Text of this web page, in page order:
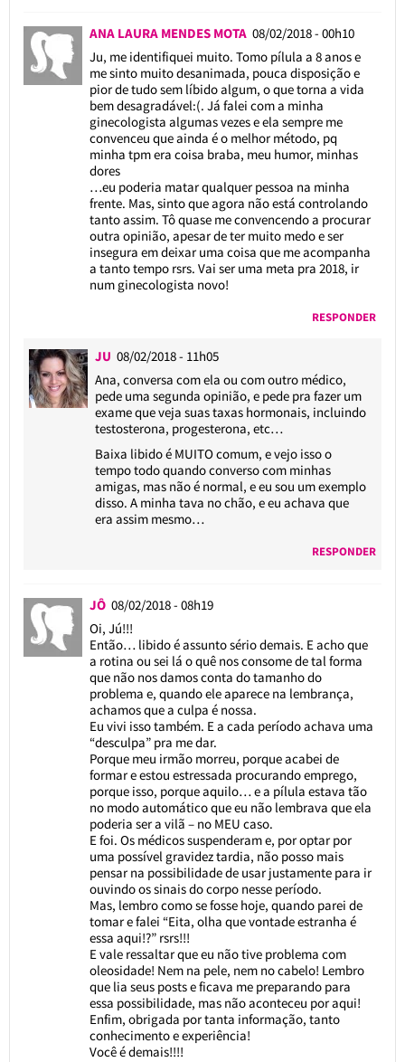
ANA LAURA MENDES MOTA 08/02/2018 - 00h10
Ju, me identifiquei muito. Tomo pílula a 8 anos e
me sinto muito desanimada, pouca disposição e
pior de tudo sem líbido algum, o que torna a vida
bem desagradável:(. Já falei com a minha
ginecologista algumas vezes e ela sempre me
convenceu que ainda é o melhor método, pq
minha tpm era coisa braba, meu humor, minhas
dores
…eu poderia matar qualquer pessoa na minha
frente. Mas, sinto que agora não está controlando
tanto assim. Tô quase me convencendo a procurar
outra opinião, apesar de ter muito medo e ser
insegura em deixar uma coisa que me acompanha
a tanto tempo rsrs. Vai ser uma meta pra 2018, ir
num ginecologista novo!
RESPONDER
JU 08/02/2018 - 11h05
Ana, conversa com ela ou com outro médico,
pede uma segunda opinião, e pede pra fazer um
exame que veja suas taxas hormonais, incluindo
testosterona, progesterona, etc…
Baixa libido é MUITO comum, e vejo isso o
tempo todo quando converso com minhas
amigas, mas não é normal, e eu sou um exemplo
disso. A minha tava no chão, e eu achava que
era assim mesmo…
RESPONDER
JÔ 08/02/2018 - 08h19
Oi, Jú!!!
Então… libido é assunto sério demais. E acho que
a rotina ou sei lá o quê nos consome de tal forma
que não nos damos conta do tamanho do
problema e, quando ele aparece na lembrança,
achamos que a culpa é nossa.
Eu vivi isso também. E a cada período achava uma
“desculpa” pra me dar.
Porque meu irmão morreu, porque acabei de
formar e estou estressada procurando emprego,
porque isso, porque aquilo… e a pílula estava tão
no modo automático que eu não lembrava que ela
poderia ser a vilã – no MEU caso.
E foi. Os médicos suspenderam e, por optar por
uma possível gravidez tardia, não posso mais
pensar na possibilidade de usar justamente para ir
ouvindo os sinais do corpo nesse período.
Mas, lembro como se fosse hoje, quando parei de
tomar e falei “Eita, olha que vontade estranha é
essa aqui!?” rsrs!!!
E vale ressaltar que eu não tive problema com
oleosidade! Nem na pele, nem no cabelo! Lembro
que lia seus posts e ficava me preparando para
essa possibilidade, mas não aconteceu por aqui!
Enfim, obrigada por tanta informação, tanto
conhecimento e experiência!
Você é demais!!!!